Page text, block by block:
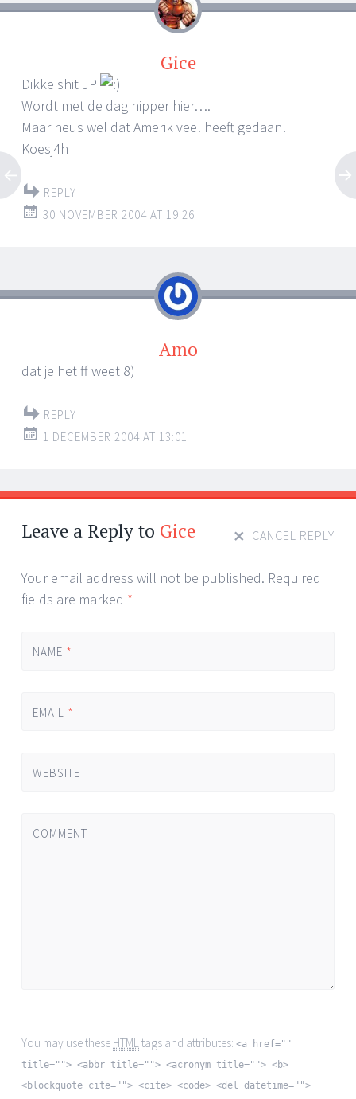
Gice
Dikke shit JP
Wordt met de dag hipper hier….
Maar heus wel dat Amerik veel heeft gedaan!
Koesj4h
REPLY
30 NOVEMBER 2004 AT 19:26
Amo
dat je het ff weet 8)
REPLY
1 DECEMBER 2004 AT 13:01
Leave a Reply to Gice CANCEL REPLY
Your email address will not be published. Required
fields are marked *
NAME *
EMAIL *
WEBSITE
COMMENT
You may use these HTMLtags and attributes: <a href=""
title=""> <abbr title=""> <acronym title=""> <b>
<blockquote cite=""> <cite> <code> <del datetime="">